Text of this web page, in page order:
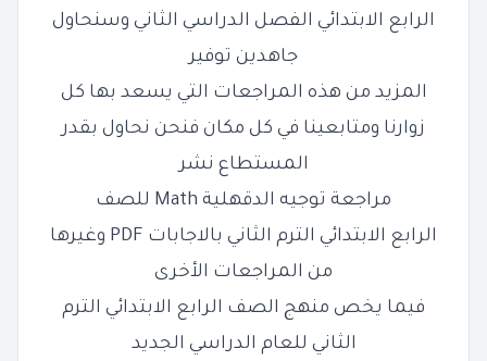
الرابع الابتدائي الفصل الدراسي الثاني وسنحاول
جاهدين توفير
المزيد من هذه المراجعات التي يسعد بها كل
زوارنا ومتابعينا في كل مكان فنحن نحاول بقدر
المستطاع نشر
مراجعة توجيه الدقهلية Math للصف
الرابع الابتدائي الترم الثاني بالاجابات PDF وغيرها
من المراجعات الأخرى
فيما يخص منهج الصف الرابع الابتدائي الترم
الثاني للعام الدراسي الجديد